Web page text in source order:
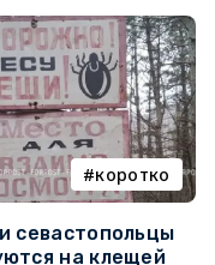
коротко
севастопольцы
на клещей